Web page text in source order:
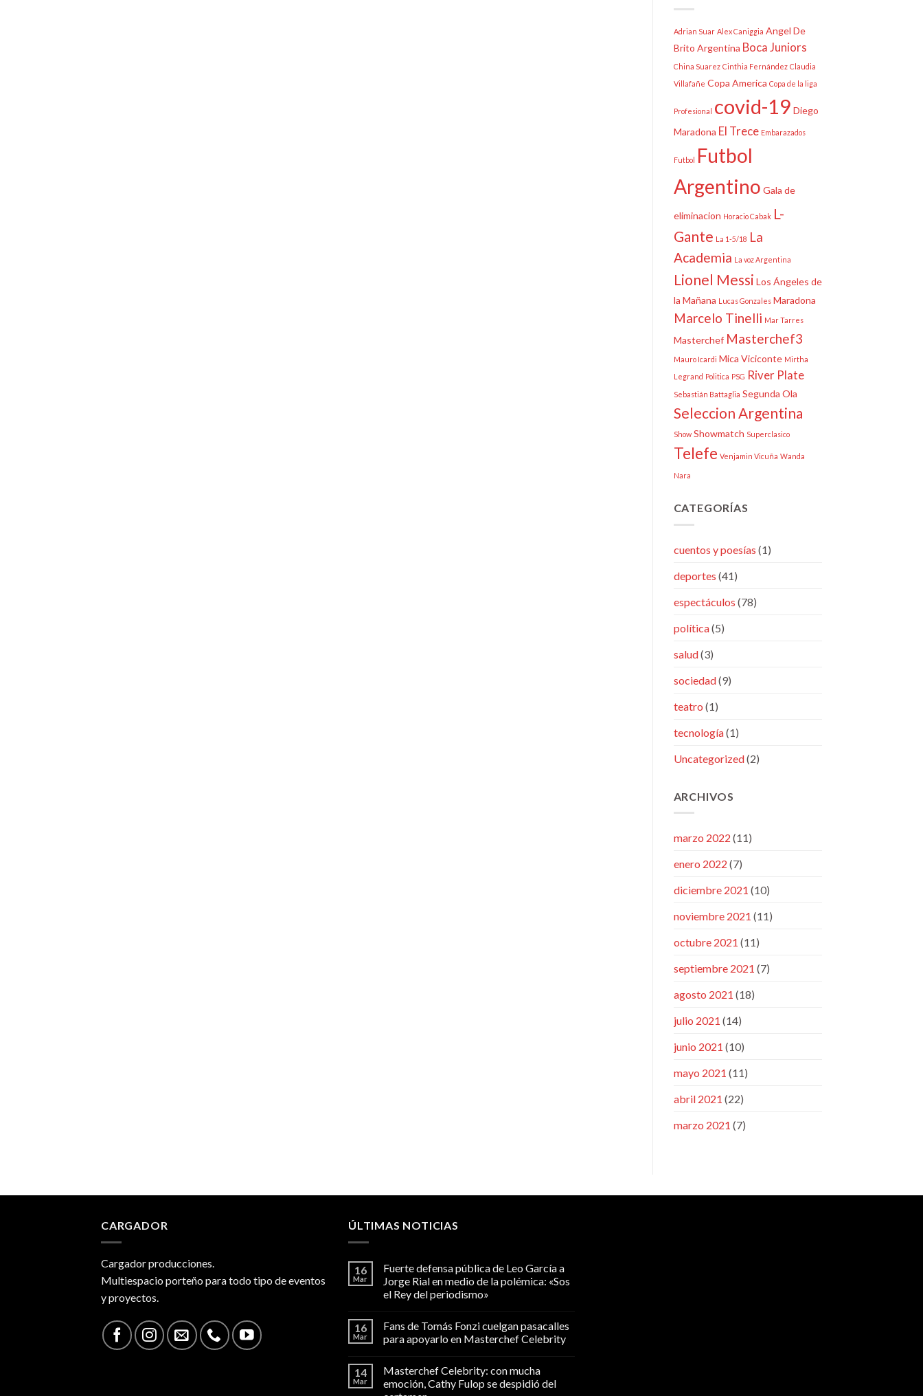
Adrian Suar Alex Caniggia Angel De
Brito Argentina Boca Juniors
China Suarez Cinthia Fernández Claudia
Villafañe Copa America Copa de la liga
Profesional covid-19 Diego
Maradona El Trece Embarazados
Futbol
Futbol
Argentino Gala de
eliminacion Horacio Cabak L-
Gante La 1-5/18 La
Academia La voz Argentina
Lionel Messi Los Ángeles de
la Mañana Lucas Gonzales Maradona
Marcelo Tinelli Mar Tarres
Masterchef Masterchef3
Mauro Icardi Mica Viciconte Mirtha
Legrand Politica PSG River Plate
Sebastián Battaglia Segunda Ola
Seleccion Argentina
Show Showmatch Superclasico
Telefe Venjamin Vicuña Wanda
Nara
CATEGORÍAS
cuentos y poesías (1)
deportes (41)
espectáculos (78)
política(5)
salud(3)
sociedad(9)
teatro (1)
tecnología(1)
Uncategorized(2)
ARCHIVOS
marzo 2022 (11)
enero 2022 (7)
diciembre 2021 (10)
noviembre 2021 (11)
octubre 2021 (11)
septiembre 2021 (7)
agosto 2021 (18)
julio 2021 (14)
junio 2021 (10)
mayo 2021 (11)
abril 2021 (22)
marzo 2021 (7)
CARGADOR
Cargador producciones.
Multiespacio porteño para todo tipo de eventos
y proyectos.
ÚLTIMAS NOTICIAS
16
Mar
Fuerte defensa pública de Leo García a
Jorge Rial en medio de la polémica: «Sos
el Rey del periodismo»
16
Mar
Fans de Tomás Fonzi cuelgan pasacalles
para apoyarlo en Masterchef Celebrity
14
Mar
Masterchef Celebrity: con mucha
emoción, Cathy Fulop se despidió del